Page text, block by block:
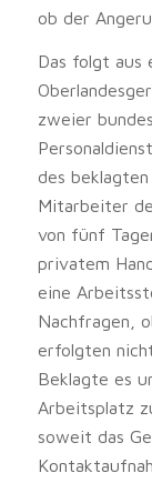
ob der
Das folgt aus
zweier
des
Mitarbeiter
von fünf
privatem
eine
Nachfragen,
erfolgten
Beklagte es
Arbeitsplatz
soweit das